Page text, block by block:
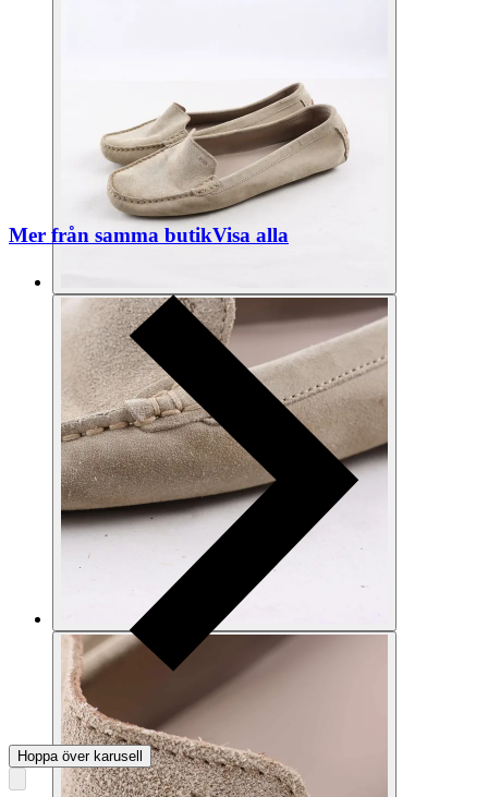
Mer från samma butikVisa alla
Hoppa över karusell